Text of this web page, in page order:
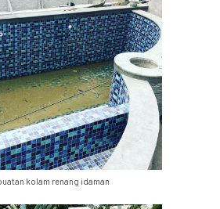
kolam renang idaman